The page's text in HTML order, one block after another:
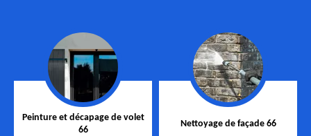
Peinture et décapage de volet
66
Nettoyage de façade 66